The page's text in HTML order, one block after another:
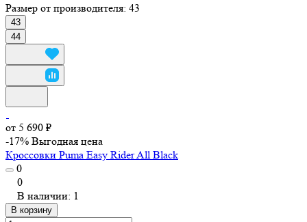
Размер от производителя: 43
43
44
от 5 690 ₽
-17% Выгодная цена
Кроссовки Puma Easy Rider All Black
0
0
В наличии: 1
В корзину